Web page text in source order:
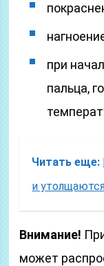
при
пальца,
Читать еще:
и
Внимание!
может